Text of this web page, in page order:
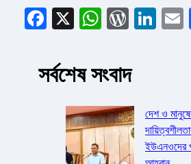
Facebook
X
সর্বশেষ সংবাদ
দেশ ও
ইউএনওদের